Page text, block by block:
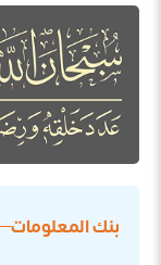
بنك المعلومات